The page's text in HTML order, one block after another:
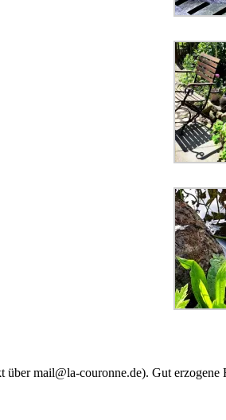
mail@la-couronne.de). Gut